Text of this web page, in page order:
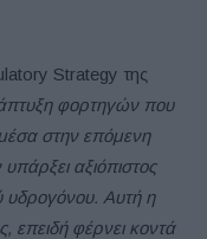
Strategy της
φορτηγών που
στην επόμενη
αξιόπιστος
υδρογόνου. Αυτή η
επειδή φέρνει κοντά